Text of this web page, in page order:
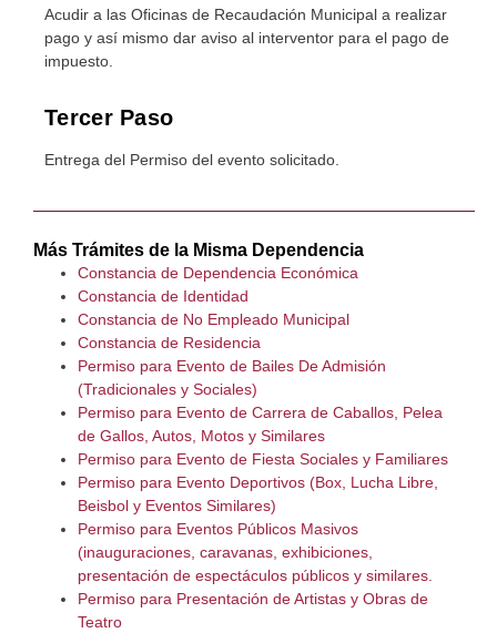
Acudir a las Oficinas de Recaudación Municipal a realizar
pago y así mismo dar aviso al interventor para el pago de
impuesto.
Tercer Paso
Entrega del Permiso del evento solicitado.
Más Trámites de la Misma Dependencia
Constancia de Dependencia Económica
Constancia de Identidad
Constancia de No Empleado Municipal
Constancia de Residencia
Permiso para Evento de Bailes De Admisión
(Tradicionales y Sociales)
Permiso para Evento de Carrera de Caballos, Pelea
de Gallos, Autos, Motos y Similares
Permiso para Evento de Fiesta Sociales y Familiares
Permiso para Evento Deportivos (Box, Lucha Libre,
Beisbol y Eventos Similares)
Permiso para Eventos Públicos Masivos
(inauguraciones, caravanas, exhibiciones,
presentación de espectáculos públicos y similares.
Permiso para Presentación de Artistas y Obras de
Teatro